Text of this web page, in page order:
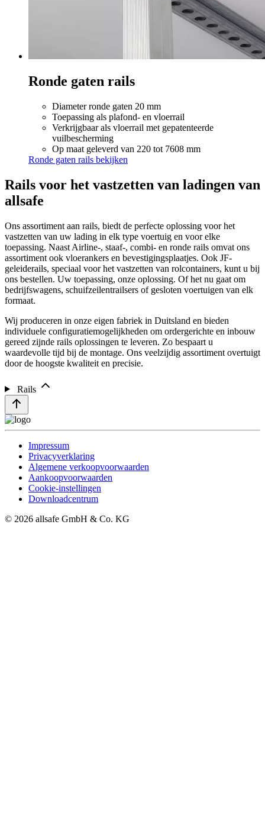
Ronde gaten rails
Diameter ronde gaten 20 mm
Toepassing als plafond- en vloerrail
Verkrijgbaar als vloerrail met gepatenteerde
vuilbescherming
Op maat geleverd van 220 tot 7608 mm
Ronde gaten rails bekijken
Rails voor het vastzetten van ladingen van
allsafe
Ons assortiment aan rails, biedt de perfecte oplossing voor het
vastzetten van uw lading in elk type voertuig en voor elke
toepassing. Naast Airline-, staaf-, combi- en ronde rails omvat ons
assortiment ook vloerankers en bevestigingsplaatjes. Ook JF-
geleiderails, speciaal voor het vastzetten van rolcontainers, kunt u bij
ons bestellen. Uw toepassing, onze oplossing. Of het nu gaat om
bedrijfswagens, schuifzeilentrailsers of gesloten voertuigen van elk
formaat.
Wij produceren in onze eigen fabriek in Duitsland en bieden
individuele configuratiemogelijkheden om ordergerichte en inbouw
gereed zijnde rails oplossingen te leveren. Zo bespaart u
waardevolle tijd bij de montage. Ons veelzijdig assortiment overtuigt
door de hoogste kwaliteit en precisie.
Rails
Impressum
Privacyverklaring
Algemene verkoopvoorwaarden
Aankoopvoorwaarden
Cookie-instellingen
Downloadcentrum
© 2026 allsafe GmbH & Co. KG